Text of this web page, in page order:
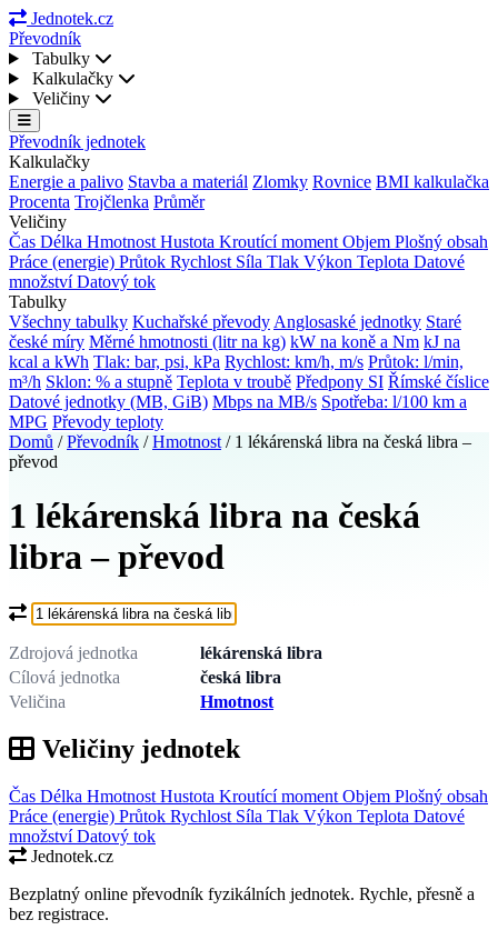
Jednotek.cz
Převodník
Tabulky
Kalkulačky
Veličiny
Převodník jednotek
Kalkulačky
Energie a palivo Stavba a materiál Zlomky Rovnice BMI kalkulačka
Procenta Trojčlenka Průměr
Veličiny
Čas Délka Hmotnost Hustota Kroutící moment Objem Plošný obsah
Práce (energie) Průtok Rychlost Síla Tlak Výkon Teplota Datové
množstvíDatový tok
Tabulky
Všechny tabulky Kuchařské převody Anglosaské jednotky Staré
české míry Měrné hmotnosti (litr na kg) kW na koně a Nm kJ na
kcal a kWh Tlak: bar, psi, kPa Rychlost: km/h, m/s Průtok: l/min,
m³/h Sklon: % a stupně Teplota v troubě Předpony SI Římské číslice
Datové jednotky (MB, GiB) Mbps na MB/s Spotřeba: l/100 km a
MPG Převody teploty
Domů / Převodník / Hmotnost / 1 lékárenská libra na česká libra –
převod
1 lékárenská libra na česká
libra – převod
Co chcete převést?
Zdrojová jednotka
lékárenská libra
Cílová jednotka
česká libra
Veličina
Hmotnost
Veličiny jednotek
Čas Délka Hmotnost Hustota Kroutící moment Objem Plošný obsah
Práce (energie) Průtok Rychlost Síla Tlak Výkon Teplota Datové
množstvíDatový tok
Jednotek.cz
Bezplatný online převodník fyzikálních jednotek. Rychle, přesně a
bez registrace.